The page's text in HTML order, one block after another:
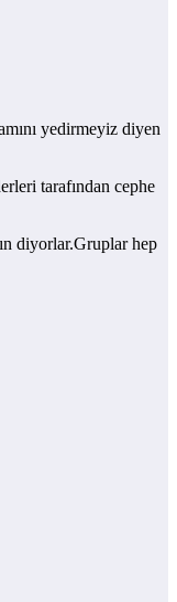
yedirmeyiz diyen
tarafından cephe
diyorlar.Gruplar hep